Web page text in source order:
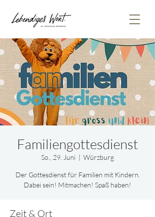
Familiengottesdienst
So., 29. Juni
  |
Würzburg
Der Gottesdienst für Familien mit Kindern.
Dabei sein! Mitmachen! Spaß haben!
Zeit & Ort